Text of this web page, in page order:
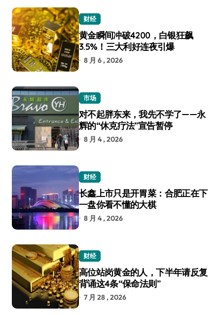
财经
黄金瞬间冲破4200，白银狂飙
3.5%！三大利好连夜引爆
8 月 6 , 2026
市场
对不起胖东来，我先不学了——永
辉的“休克疗法”宣告暂停
8 月 4 , 2026
财经
长鑫上市只是开胃菜：合肥正在下
一盘你看不懂的大棋
8 月 4 , 2026
财经
高位站岗黄金的人，下半年请反复
背诵这4条“保命法则”
7 月 28 , 2026